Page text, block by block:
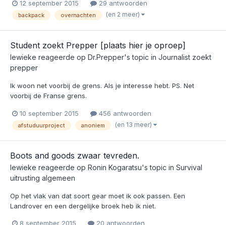
12 september 2015 29 antwoorden
backpack overnachten (en 2 meer)
Student zoekt Prepper [plaats hier je oproep]
lewieke reageerde op Dr.Prepper's topic in Journalist zoekt
prepper
Ik woon net voorbij de grens. Als je interesse hebt. PS. Net
voorbij de Franse grens.
10 september 2015 456 antwoorden
afstuduurproject anoniem (en 13 meer)
Boots and goods zwaar tevreden.
lewieke reageerde op Ronin Kogaratsu's topic in Survival
uitrusting algemeen
Op het vlak van dat soort gear moet ik ook passen. Een
Landrover en een dergelijke broek heb ik niet.
8 september 2015 20 antwoorden